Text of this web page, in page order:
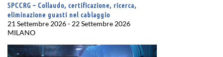
SPCCRG – Collaudo, certificazione, ricerca,
eliminazione guasti nel cablaggio
21 Settembre 2026 - 22 Settembre 2026
MILANO